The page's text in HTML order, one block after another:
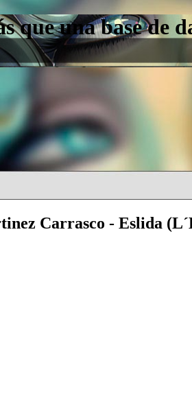
que una base de
Carrasco - Eslida